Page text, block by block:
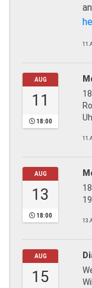
AUG
11
18:00
AUG
13
18:00
AUG
15